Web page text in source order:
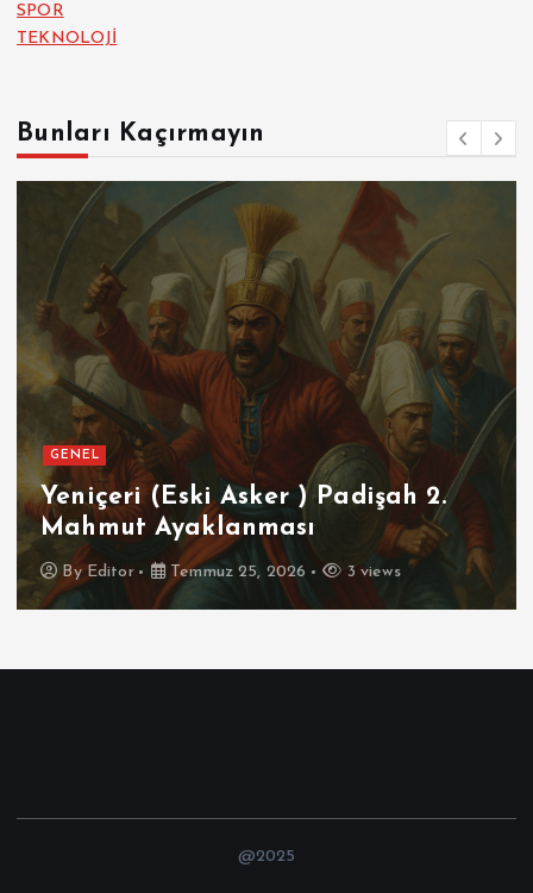
SPOR
TEKNOLOJİ
Bunları Kaçırmayın
GENEL SPOR
Futbolun Zirvesinde Yeniden
İspanya
ByEditor Temmuz 16, 2026 4 views
@2025